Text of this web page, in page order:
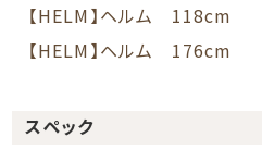
【HELM】ヘルム 118cm
【HELM】ヘルム 176cm
スペック